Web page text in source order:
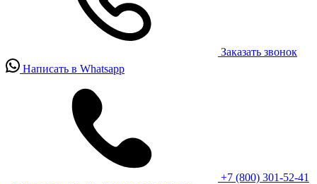
Заказать звонок
Написать в Whatsapp
+7 (800) 301-52-41